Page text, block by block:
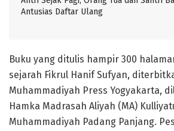
Antusias Daftar Ulang
Buku yang ditulis hampir 300
sejarah Fikrul Hanif Sufyan,
Muhammadiyah Press Yogyakarta,
Hamka Madrasah Aliyah (MA)
Muhammadiyah Padang Panjang.